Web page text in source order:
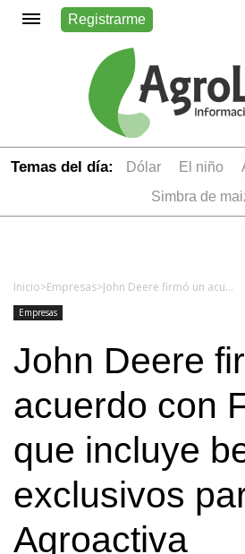
Registrarme
Temas del día: dólar el niño
simbra de
Inicio>Empresas> John Deere firmó un acuerdo con FACMA que incluye beneficios exclusivos para Agroactiva
Empresas
John Deere
acuerdo con
que incluye
exclusivos
Agroactiva